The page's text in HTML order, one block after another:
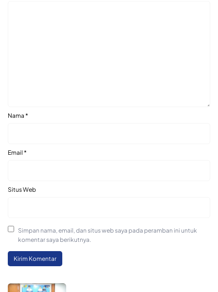
Nama *
Email *
Situs Web
Simpan nama, email, dan situs web saya pada peramban ini untuk
komentar saya berikutnya.